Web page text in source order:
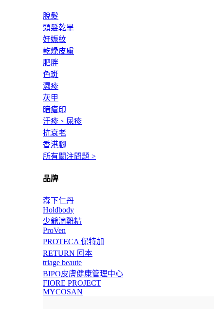
脫髮
頭髮乾旱
妊娠紋
乾燥皮膚
肥胖
色斑
濕疹
灰甲
暗瘡印
汗疹、尿疹
抗衰老
香港腳
所有關注問題 >
品牌
森下仁丹
Holdbody
少爺滴雞精
ProVen
PROTECA 保特加
RETURN 回本
triage beaute
BIPO皮膚健康管理中心
FIORE PROJECT
MYCOSAN